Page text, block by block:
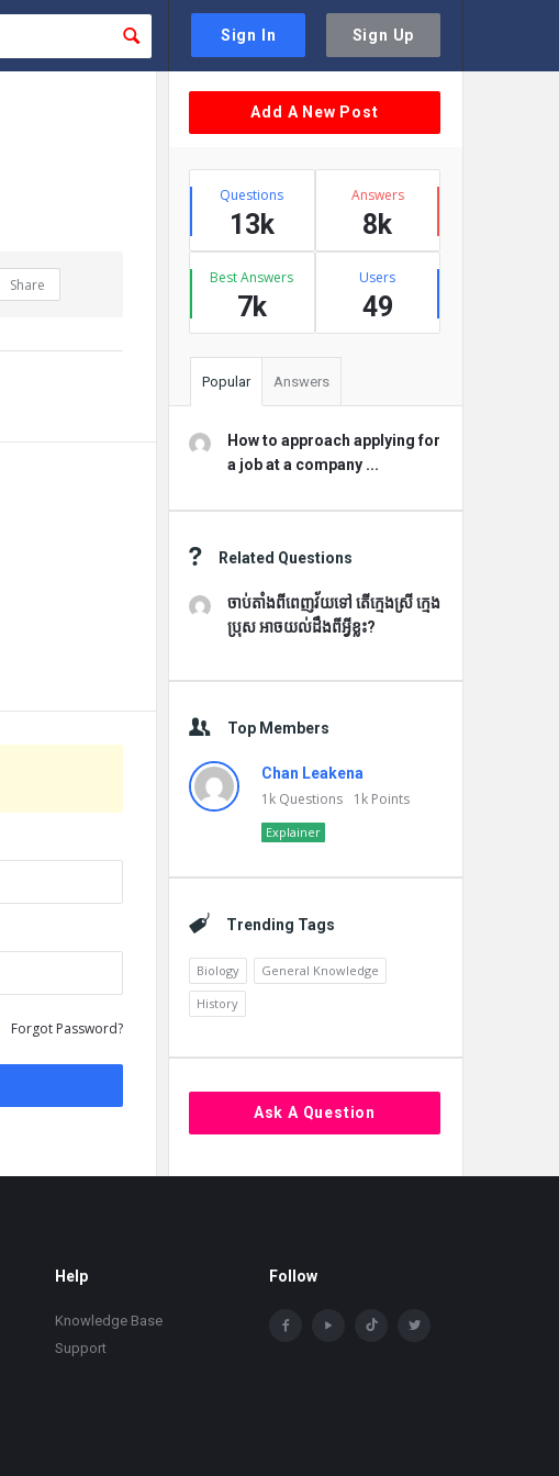
Sign In Sign Up
Share
Forgot Password?
Sidebar
Add A New Post
Stats
Questions
13k
Answers
8k
Best Answers
7k
Users
49
Popular Answers
How to approach applying for
a job at a company ...
Related Questions
ចាប់តាំងពីពេញវ័យទៅ តើក្មេងស្រី ក្មេង
ប្រុស អាចយល់ដឹងពីអ្វីខ្លះ?
Top Members
Chan Leakena
1k Questions 1k Points
Explainer
Trending Tags
Biology
General Knowledge
History
Ask A Question
Help
Knowledge Base
Support
Follow